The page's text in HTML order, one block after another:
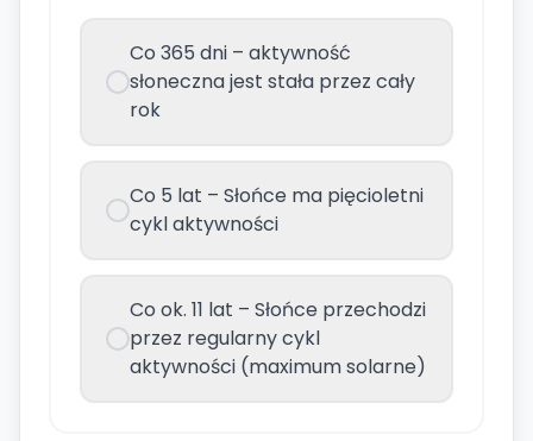
Co 365 dni – aktywność
słoneczna jest stała przez cały
rok
Co 5 lat – Słońce ma pięcioletni
cykl aktywności
Co ok. 11 lat – Słońce przechodzi
przez regularny cykl
aktywności (maximum solarne)